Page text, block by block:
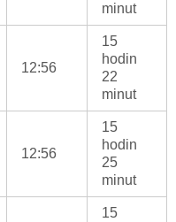
minut
12:56
15
hodin
22
minut
12:56
15
hodin
25
minut
15